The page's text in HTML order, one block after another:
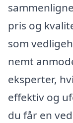
pris og
som
nemt
eksperter,
effektiv og
du får en